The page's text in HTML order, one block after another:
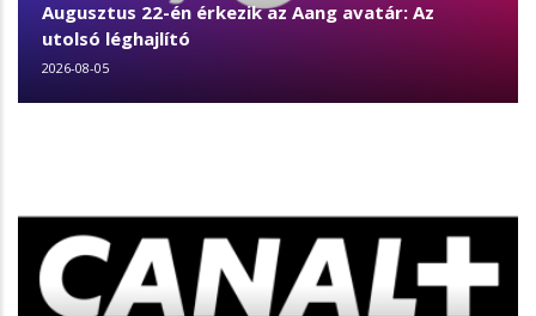
Augusztus 22-én érkezik az Aang avatár: Az
utolsó léghajlító
2026-08-05